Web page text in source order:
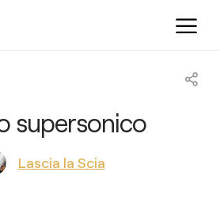
supersonico
Lascia la Scia